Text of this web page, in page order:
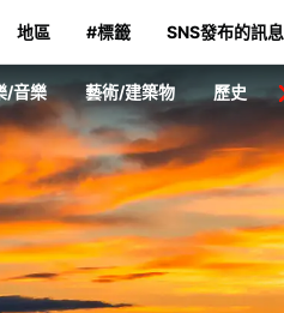
地區 #標籤 SNS發布的訊息
/音樂 藝術/建築物 歷史